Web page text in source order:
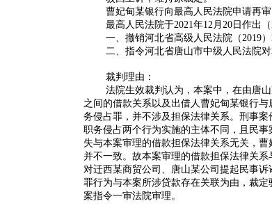
曹妃甸某银行向最高人民法院申请再审
最高人民法院于2021年12月20日作出
一、撤销河北省高级人民法院（2019
二、指令河北省唐山市中级人民法院对
裁判理由：
法院生效裁判认为，本案中，在由唐
之间的借款关系以及出借人曹妃甸某银行
务侵占罪，并不涉及担保法律关系。刑事
职务侵占两个行为实施的主体不同，且民
失与本案审理的借款担保法律关系无关，
并不一致。故本案审理的借款担保法律关
对迁西某商贸公司、唐山某公司提起民事
罪行为与本案所涉贷款存在关联为由，裁
案指令一审法院审理。